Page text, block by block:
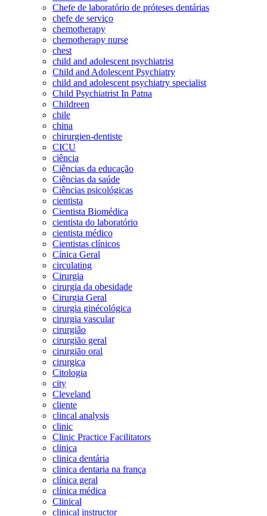
Chefe de laboratório de próteses dentárias
chefe de serviço
chemotherapy
chemotherapy nurse
chest
child and adolescent psychiatrist
Child and Adolescent Psychiatry
child and adolescent psychiatry specialist
Child Psychiatrist In Patna
Childreen
chile
china
chirurgien-dentiste
CICU
ciência
Ciências da educação
Ciências da saúde
Ciências psicológicas
cientista
Cientista Biomédica
cientista do laboratório
cientista médico
Cientistas clínicos
Cínica Geral
circulating
Cirurgia
cirurgia da obesidade
Cirurgia Geral
cirurgia ginécológica
cirurgia vascular
cirurgião
cirurgião geral
cirurgião oral
cirurgica
Citologia
city
Cleveland
cliente
clincal analysis
clinic
Clinic Practice Facilitators
clinica
clinica dentária
clinica dentaria na frança
clínica geral
clínica médica
Clinical
clinical instructor